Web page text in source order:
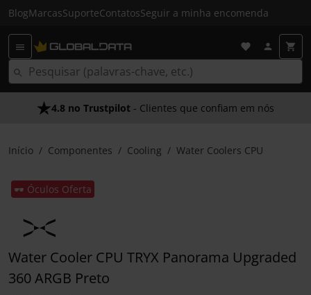
BlogMarcasSuporteContatosSeguir a minha encomenda
4.8 no Trustpilot - Clientes que confiam em nós
Início Componentes Cooling Water Coolers CPU
🕶️ Óculos Oferta
Water Cooler CPU TRYX Panorama Upgraded
360 ARGB Preto